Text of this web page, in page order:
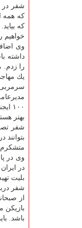
شفر در
كه همه
كه
خواهیم
وی
داشته
را زدم.
یك
سرمربی
بهتر
شفر
متشكرم.
وی در
در
بلیت
شفر
از
بازیكن
باشد.